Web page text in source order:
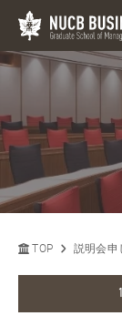
TOP 説明会申